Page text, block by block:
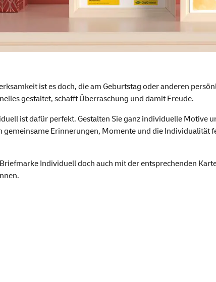
ist es doch, die am Geburtstag oder anderen
gestaltet, schafft Überraschung und damit Freude.
ist dafür perfekt. Gestalten Sie ganz individuelle Motive
gemeinsame Erinnerungen, Momente und die Individualität
Individuell doch auch mit der entsprechenden